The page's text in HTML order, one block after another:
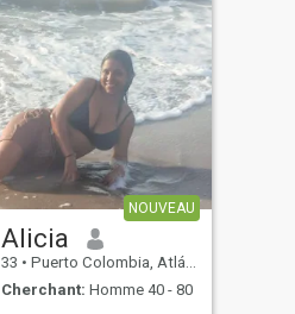
NOUVEAU
Alicia
33 • Puerto Colombia, Atlántico, Colombie
Cherchant: Homme 40 - 80